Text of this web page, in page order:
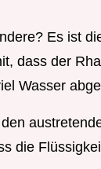
Es ist
dass der
Wasser
die